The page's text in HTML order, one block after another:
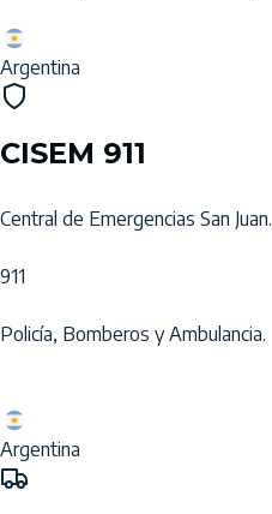
Argentina
CISEM 911
Central de Emergencias San Juan.
911
Policía, Bomberos y Ambulancia.
Argentina